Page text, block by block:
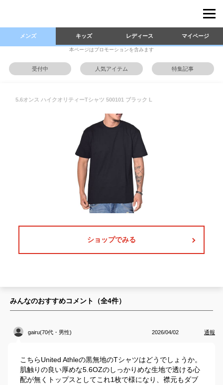
メンズ キッズ レディース マイページ
本ページはプロモーションを含みます
受付中 人気アイテム 特集記事
5.6オンス ハイクオリティーTシャツ 500101 ブラック L
ショップでみる
みんなのおすすめコメント（全4件）
gairu(70代・男性) 2026/04/02 通報
こちらUnited Athleの黒無地のTシャツはどうでしょうか。
肌触りの良い厚めな5.6OZのしっかりめな生地で透ける心
配が無くトップスとしてこれ1枚で様になり、襟元もダブ